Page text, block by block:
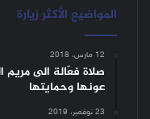
المواضيع الأكثر زيارة
12 مارس، 2018
صلاة فعّالة الى مريم
عونها وحمايتها
23 نوفمبر، 2019